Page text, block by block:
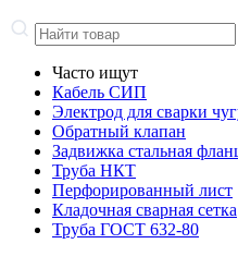
Часто ищут
Кабель СИП
Электрод для сварки
Обратный клапан
Задвижка стальная
Труба НКТ
Перфорированный лист
Кладочная сварная сетка
Труба ГОСТ 632-80